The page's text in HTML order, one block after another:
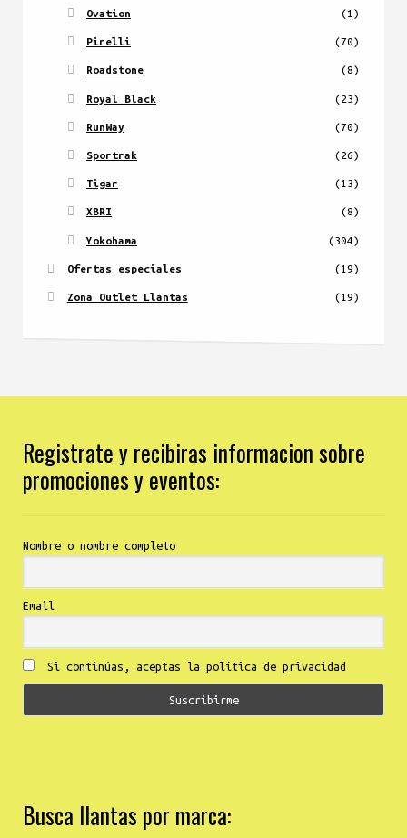
Ovation (1)
Pirelli (70)
Roadstone (8)
Royal Black (23)
RunWay (70)
Sportrak (26)
Tigar (13)
XBRI (8)
Yokohama (304)
Ofertas especiales (19)
Zona Outlet Llantas (19)
Registrate y recibiras informacion sobre
promociones y eventos:
Nombre o nombre completo
Email
Si continúas, aceptas la política de privacidad
Busca llantas por marca: